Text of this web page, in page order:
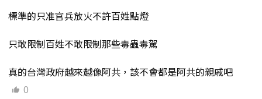
標準的只准官兵放火不許百姓點燈
只敢限制百姓不敢限制那些毒蟲毒駕
真的台灣政府越來越像阿共，該不會都是阿共的親戚吧
0